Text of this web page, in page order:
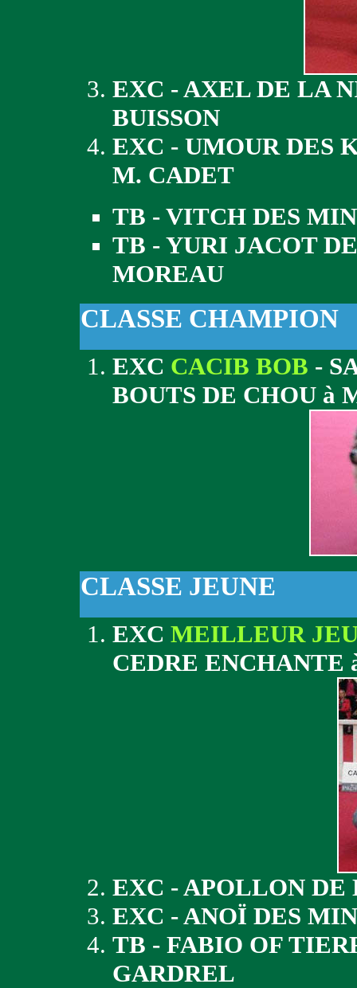
EXC - AXEL DE LA
BUISSON
EXC - UMOUR DES
M. CADET
TB - VITCH DES
TB - YURI JACOT
MOREAU
CLASSE CHAMPION
EXC CACIB BOB -
BOUTS DE CHOU à
CLASSE JEUNE
EXC MEILLEUR
CEDRE ENCHANTE
EXC - APOLLON
EXC - ANOÏ DES
TB - FABIO OF
GARDREL